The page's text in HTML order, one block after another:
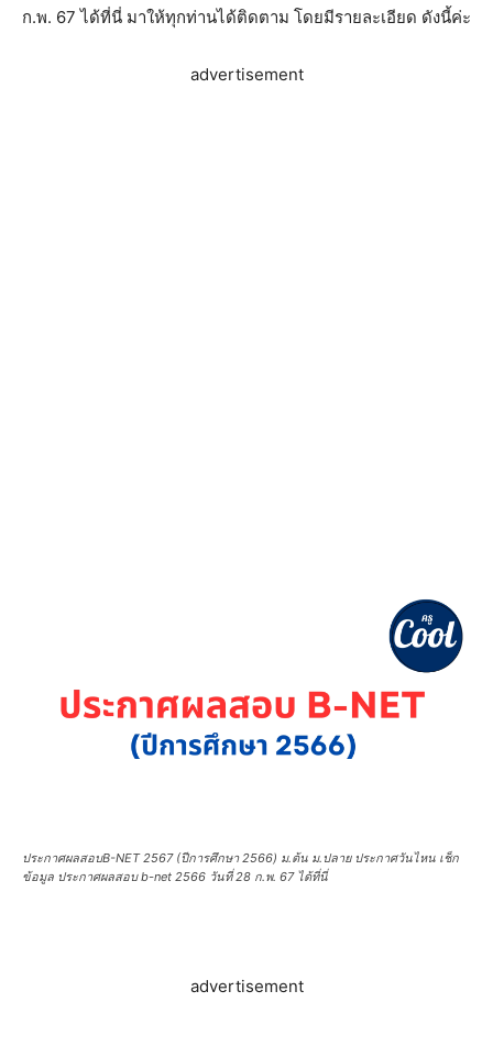
ก.พ. 67 ได้ที่นี่ มาให้ทุกท่านได้ติดตาม โดยมีรายละเอียด ดังนี้ค่ะ
advertisement
ประกาศผลสอบB-NET 2567 (ปีการศึกษา 2566) ม.ต้น ม.ปลาย ประกาศวันไหน เช็ก
ข้อมูล ประกาศผลสอบ b-net 2566 วันที่ 28 ก.พ. 67 ได้ที่นี่
advertisement